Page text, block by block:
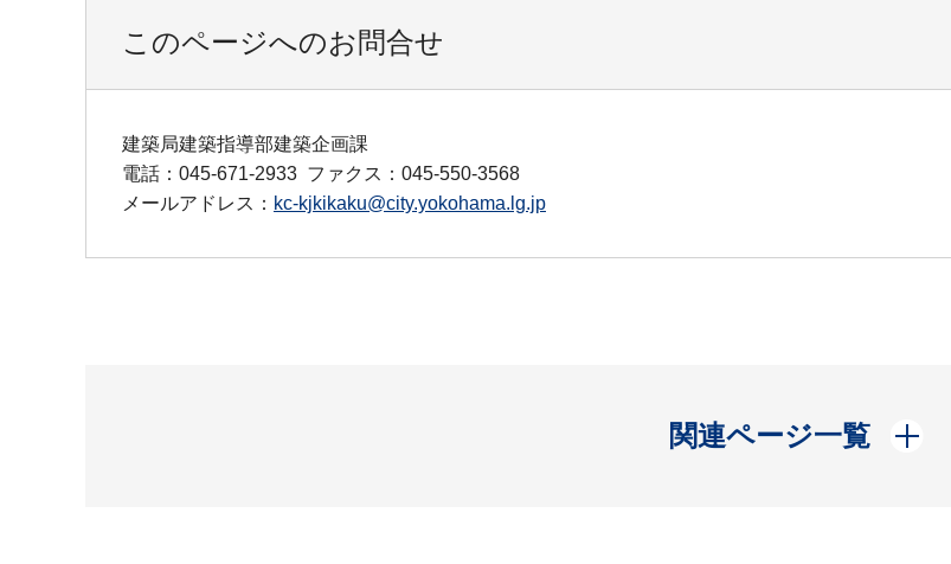
このページへのお問合せ
建築局建築指導部建築企画課
電話：045-671-2933 ファクス：045-550-3568
メールアドレス： kc-kjkikaku@city.yokohama.lg.jp
関連ページ一覧
開く